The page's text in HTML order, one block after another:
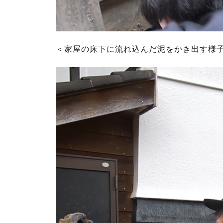
＜家屋の床下に流れ込んだ泥をかき出す様